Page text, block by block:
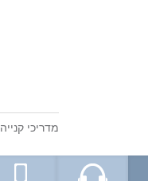
מדריכי קנייה